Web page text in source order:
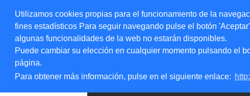
Utilizamos cookies propias para el funcionamiento de la
fines estadísticos Para seguir navegando pulse el botón
algunas funcionalidades de la web no estarán disponibles.
Puede cambiar su elección en cualquier momento pulsando el
página.
Para obtener más información, pulse en el siguiente enlace: